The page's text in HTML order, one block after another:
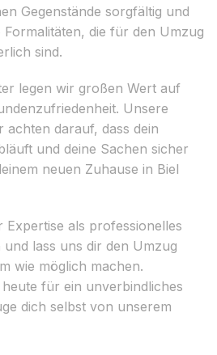
Gegenstände sorgfältig und
die für den Umzug
sind.
legen wir großen Wert auf
Unsere
achten darauf, dass dein
und deine Sachen sicher
neuen Zuhause in Biel
als professionelles
lass uns dir den Umzug
wie möglich machen.
für ein unverbindliches
dich selbst von unserem